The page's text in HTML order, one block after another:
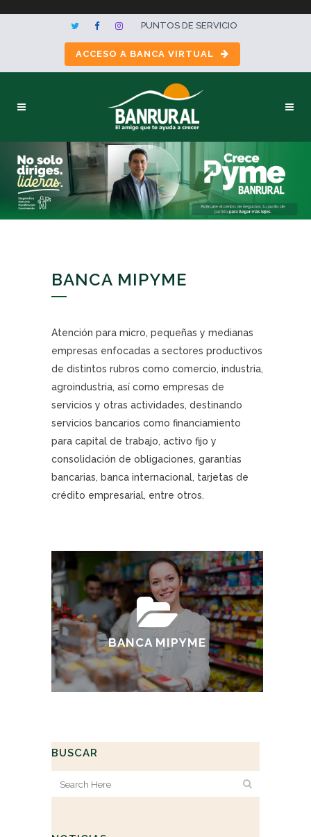
PUNTOS DE SERVICIO
ACCESO A BANCA VIRTUAL
BANCA MIPYME
Atención para micro, pequeñas y medianas
empresas enfocadas a sectores productivos
de distintos rubros como comercio, industria,
agroindustria, así como empresas de
servicios y otras actividades, destinando
servicios bancarios como financiamiento
para capital de trabajo, activo fijo y
consolidación de obligaciones, garantías
bancarias, banca internacional, tarjetas de
crédito empresarial, entre otros.
BANCA MIPYME
Banca MIPYME
Crédito a Micro Empresa
Crédito a Pequeña y Mediana
Empresa
Amigo Credipos
BUSCAR